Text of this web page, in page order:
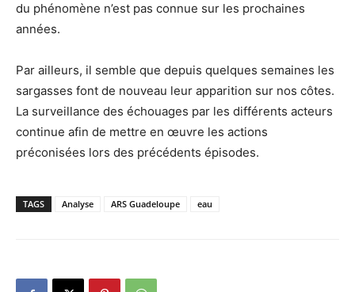
du phénomène n’est pas connue sur les prochaines
années.
Par ailleurs, il semble que depuis quelques semaines les
sargasses font de nouveau leur apparition sur nos côtes.
La surveillance des échouages par les différents acteurs
continue afin de mettre en œuvre les actions
préconisées lors des précédents épisodes.
TAGS Analyse ARS Guadeloupe eau